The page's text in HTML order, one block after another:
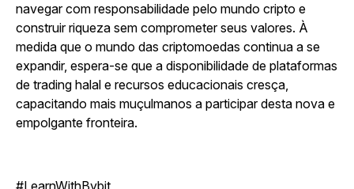
navegar com responsabilidade pelo mundo cripto e
construir riqueza sem comprometer seus valores. À
medida que o mundo das criptomoedas continua a se
expandir, espera-se que a disponibilidade de plataformas
de trading halal e recursos educacionais cresça,
capacitando mais muçulmanos a participar desta nova e
empolgante fronteira.